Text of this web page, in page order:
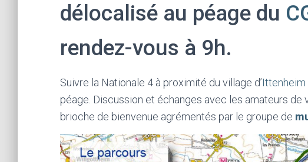
délocalisé au péage du
rendez-vous à 9h.
Suivre la Nationale 4 à proximité du village d’Ittenheim
péage. Discussion et échanges avec les amateurs de
brioche de bienvenue agrémentés par le groupe de